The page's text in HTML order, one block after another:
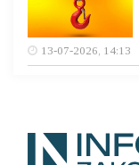
13-07-2026, 14:13